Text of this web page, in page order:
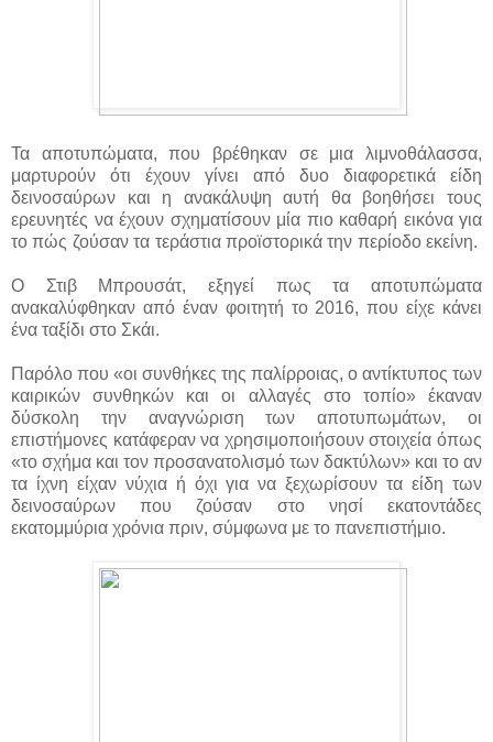
Τα αποτυπώματα, που βρέθηκαν σε μια λιμνοθάλασσα,
μαρτυρούν ότι έχουν γίνει από δυο διαφορετικά είδη
δεινοσαύρων και η ανακάλυψη αυτή θα βοηθήσει τους
ερευνητές να έχουν σχηματίσουν μία πιο καθαρή εικόνα για
το πώς ζούσαν τα τεράστια προϊστορικά την περίοδο εκείνη.
Ο Στιβ Μπρουσάτ, εξηγεί πως τα αποτυπώματα
ανακαλύφθηκαν από έναν φοιτητή το 2016, που είχε κάνει
ένα ταξίδι στο Σκάι.
Παρόλο που «οι συνθήκες της παλίρροιας, ο αντίκτυπος των
καιρικών συνθηκών και οι αλλαγές στο τοπίο» έκαναν
δύσκολη την αναγνώριση των αποτυπωμάτων, οι
επιστήμονες κατάφεραν να χρησιμοποιήσουν στοιχεία όπως
«το σχήμα και τον προσανατολισμό των δακτύλων» και το αν
τα ίχνη είχαν νύχια ή όχι για να ξεχωρίσουν τα είδη των
δεινοσαύρων που ζούσαν στο νησί εκατοντάδες
εκατομμύρια χρόνια πριν, σύμφωνα με το πανεπιστήμιο.